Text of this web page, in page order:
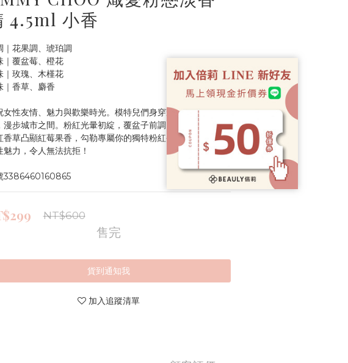
4.5ml 小香
｜花果調、琥珀調
｜覆盆莓、橙花
｜玫瑰、木槿花
｜香草、麝香
女性友情、魅力與歡樂時光。模特兒們身穿耀眼的玫瑰金禮
漫步城市之間。粉紅光暈初綻，覆盆子前調、木槿花心調、
香草凸顯紅莓果香，勾勒專屬你的獨特粉紅香草世界。極致
魅力，令人無法抗拒！
3386460160865
NT$600
售完
貨到通知我
加入追蹤清單